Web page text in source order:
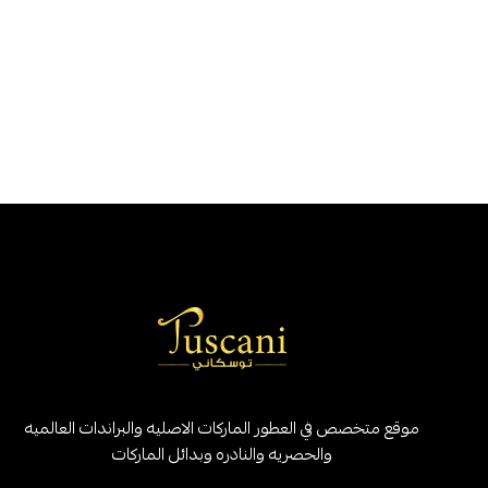
موقع متخصص في العطور الماركات الاصليه والبراندات العالميه
والحصريه والنادره وبدائل الماركات